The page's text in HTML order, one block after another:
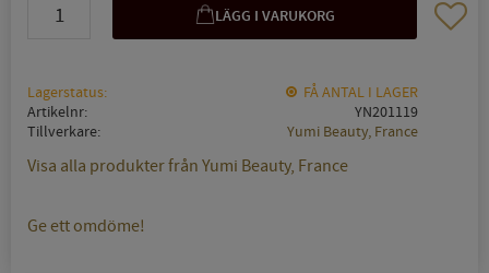
Lägg
Lagerstatus
FÅ ANTAL I LAGER
Artikelnr
YN201119
Tillverkare
Yumi Beauty, France
Visa alla produkter från Yumi Beauty, France
Ge ett omdöme!